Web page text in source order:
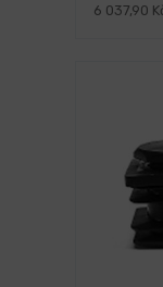
6 037,90